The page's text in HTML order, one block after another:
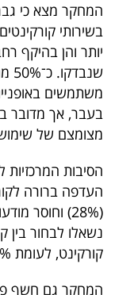
40
שיתופי
פעולה
דרושים
ניוזלטרים
מייל
המחקר מצא כי
בשירותי
יותר והן בהיקף
משתמשים
בעבר, אך מדובר
מצומצם של
הסיבות המרכזיות
קורקינט, לעומת 30% בלבד שהעדיפו אופניים שיתופיים.